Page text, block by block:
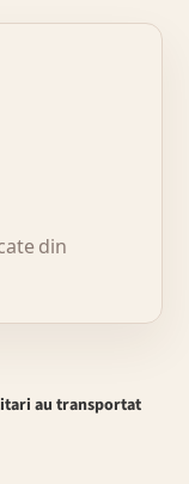
din
au transportat